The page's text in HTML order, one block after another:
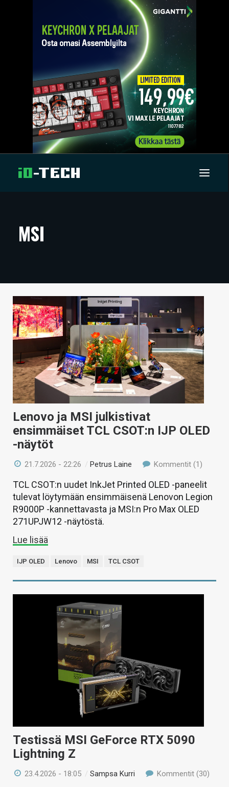
ARTIKKELIT
TECHBBS
TIETOA
HINTA.FI
KAUPPA
VAIHDA TEEMA
HAKU
MSI
Lenovo ja MSI julkistivat
ensimmäiset TCL CSOT:n IJP OLED
-näytöt
21.7.2026 - 22:26 /Petrus Laine Kommentit (1)
TCL CSOT:n uudet InkJet Printed OLED -paneelit
tulevat löytymään ensimmäisenä Lenovon Legion
R9000P -kannettavasta ja MSI:n Pro Max OLED
271UPJW12 -näytöstä.
Lue lisää
IJP OLED Lenovo MSI TCL CSOT
Testissä MSI GeForce RTX 5090
Lightning Z
23.4.2026 - 18:05 /Sampsa Kurri Kommentit (30)